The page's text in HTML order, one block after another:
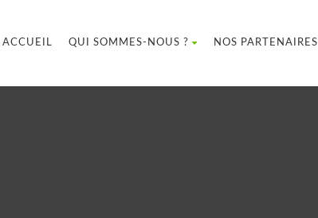
ACCUEIL QUI SOMMES-NOUS ? NOS PARTENAIRES